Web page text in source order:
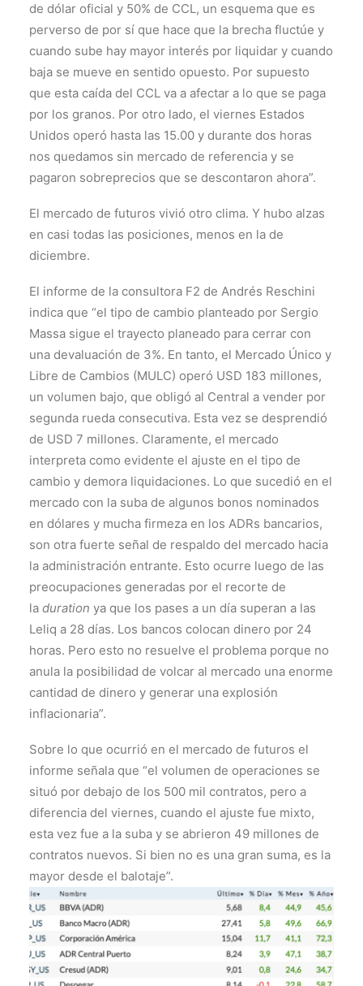
de dólar oficial y 50% de CCL, un esquema que es
perverso de por sí que hace que la brecha fluctúe y
cuando sube hay mayor interés por liquidar y cuando
baja se mueve en sentido opuesto. Por supuesto
que esta caída del CCL va a afectar a lo que se paga
por los granos. Por otro lado, el viernes Estados
Unidos operó hasta las 15.00 y durante dos horas
nos quedamos sin mercado de referencia y se
pagaron sobreprecios que se descontaron ahora”.
El mercado de futuros vivió otro clima. Y hubo alzas
en casi todas las posiciones, menos en la de
diciembre.
El informe de la consultora F2 de Andrés Reschini
indica que “el tipo de cambio planteado por Sergio
Massa sigue el trayecto planeado para cerrar con
una devaluación de 3%. En tanto, el Mercado Único y
Libre de Cambios (MULC) operó USD 183 millones,
un volumen bajo, que obligó al Central a vender por
segunda rueda consecutiva. Esta vez se desprendió
de USD 7 millones. Claramente, el mercado
interpreta como evidente el ajuste en el tipo de
cambio y demora liquidaciones. Lo que sucedió en el
mercado con la suba de algunos bonos nominados
en dólares y mucha firmeza en los ADRs bancarios,
son otra fuerte señal de respaldo del mercado hacia
la administración entrante. Esto ocurre luego de las
preocupaciones generadas por el recorte de
la duration ya que los pases a un día superan a las
Leliq a 28 días. Los bancos colocan dinero por 24
horas. Pero esto no resuelve el problema porque no
anula la posibilidad de volcar al mercado una enorme
cantidad de dinero y generar una explosión
inflacionaria”.
Sobre lo que ocurrió en el mercado de futuros el
informe señala que “el volumen de operaciones se
situó por debajo de los 500 mil contratos, pero a
diferencia del viernes, cuando el ajuste fue mixto,
esta vez fue a la suba y se abrieron 49 millones de
contratos nuevos. Si bien no es una gran suma, es la
mayor desde el balotaje”.